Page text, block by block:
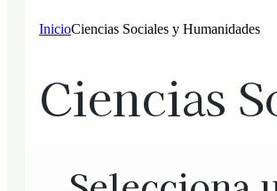
InicioCiencias Sociales y Humanidades
Ciencias